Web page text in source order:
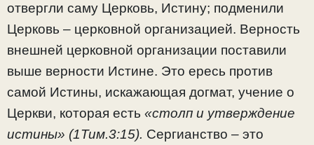
отвергли саму Церковь, Истину; подменили
Церковь – церковной организацией. Верность
внешней церковной организации поставили
выше верности Истине. Это ересь против
самой Истины, искажающая догмат, учение о
Церкви, которая есть «столп и утверждение
истины» (1Тим.3:15). Сергианство – это